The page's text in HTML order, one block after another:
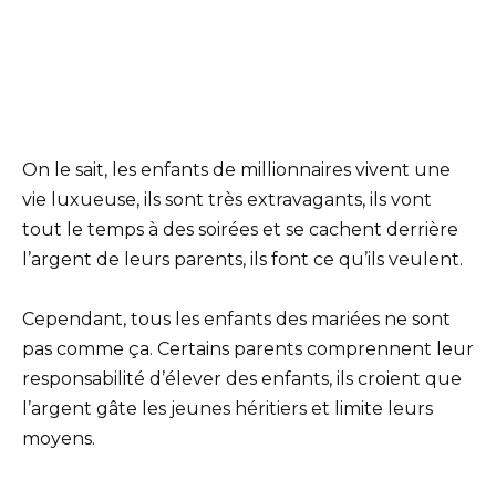
On le sait, les enfants de millionnaires vivent une
vie luxueuse, ils sont très extravagants, ils vont
tout le temps à des soirées et se cachent derrière
l’argent de leurs parents, ils font ce qu’ils veulent.
Cependant, tous les enfants des mariées ne sont
pas comme ça. Certains parents comprennent leur
responsabilité d’élever des enfants, ils croient que
l’argent gâte les jeunes héritiers et limite leurs
moyens.